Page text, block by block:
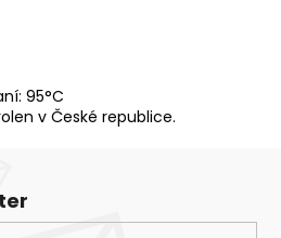
95°C
v České republice.